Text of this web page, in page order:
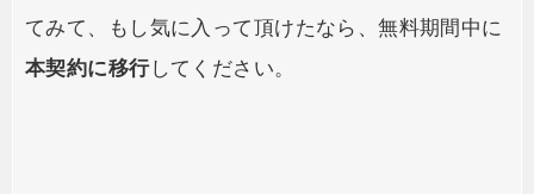
てみて、もし気に入って頂けたなら、無料期間中に
本契約に移行してください。